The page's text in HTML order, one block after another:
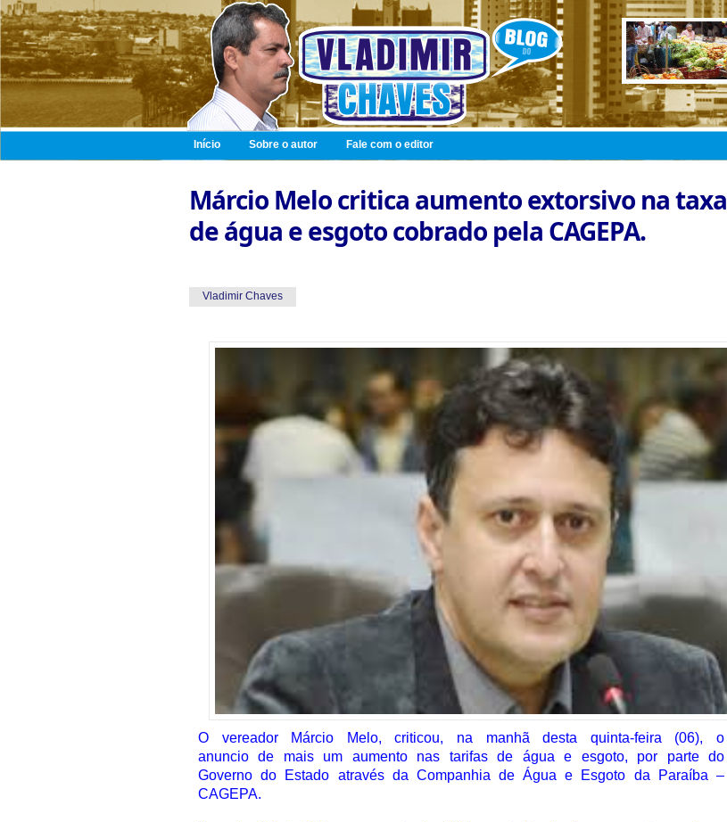
Início Sobre o autor Fale com o editor
Márcio Melo critica aumento extorsivo na taxa
de água e esgoto cobrado pela CAGEPA.
Vladimir Chaves
O vereador Márcio Melo, criticou, na manhã desta quinta-feira (06), o
anuncio de mais um aumento nas tarifas de água e esgoto, por parte do
Governo do Estado através da Companhia de Água e Esgoto da Paraíba –
CAGEPA.